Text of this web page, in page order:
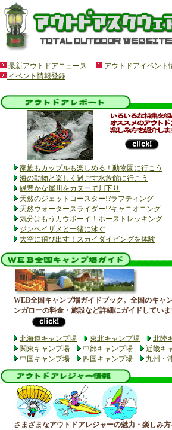
最新アウトドアニュース
アウトドアイベント
イベント情報登録
家族もカップルも楽しめる！動物園に行こう
海の動物と楽しく過ごす水族館に行こう
緑豊かな犀川をカヌーで川下り
天然のジェットコースター!?ラフティング
天然ウォータースライダー!?キャニオニング
気分はもうカウボーイ！ホーストレッキング
ジンベイザメと一緒に泳ぐ
大空に飛び出す！スカイダイビングを体験
WEB全国キャンプ場ガイドブック。全国のキャ
ンガローの料金・施設など詳細にガイドしていま
北海道キャンプ場 東北キャンプ場
北陸
関東キャンプ場
中部キャンプ場
近畿キ
中国キャンプ場
四国キャンプ場 九州・
さまざまなアウトドアレジャーの魅力・楽しみ